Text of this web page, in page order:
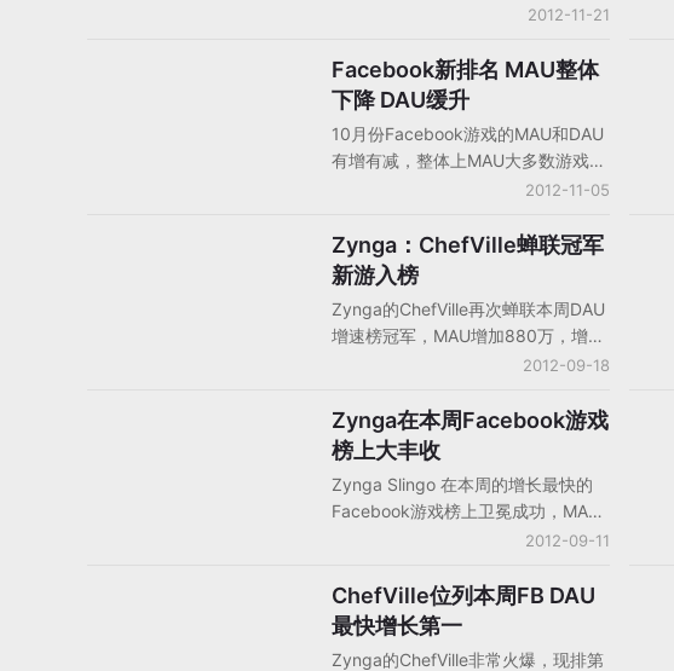
远远领先其他游戏，但是其用户数量
5320万。其他在该社交网络游戏排
行榜里的Zynga游戏用户数有增有
减，一改最近Zynga游戏一直大量流
失的颓势。Wooga的Diamond Dash
打破了Zynga在游戏排行榜上的统治
2012-11-21
Facebook新排名 MAU整体
下降 DAU缓升
10月份Facebook游戏的MAU和DAU
有增有减，整体上MAU大多数游戏下
降，DAU大多数与上个月持平，有少
MAU和DAU双增长，目前排名第一。
2012-11-05
Zynga：ChefVille蝉联冠军
新游入榜
Zynga的ChefVille再次蝉联本周DAU
增速榜冠军，MAU增加880万，增幅
19%。Zynga Slingo以790万MAU，
Commander以150万MAU，63%的
增幅跃居第三，本周其他四个游戏的
MAU增幅也超过了30%。
2012-09-18
Zynga在本周Facebook游戏
榜上大丰收
Zynga Slingo 在本周的增长最快的
Facebook游戏榜上卫冕成功，MAU
新增2250万，增长了170%。在本
幅上升。
2012-09-11
ChefVille位列本周FB DAU
最快增长第一
Zynga的ChefVille非常火爆，现排第